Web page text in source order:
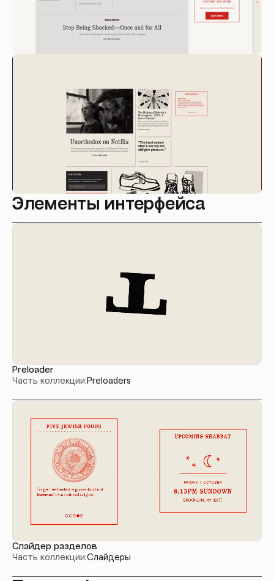
Элементы интерфейса
Preloader
Часть коллекции: Preloaders
Слайдер разделов
Часть коллекции:Слайдеры